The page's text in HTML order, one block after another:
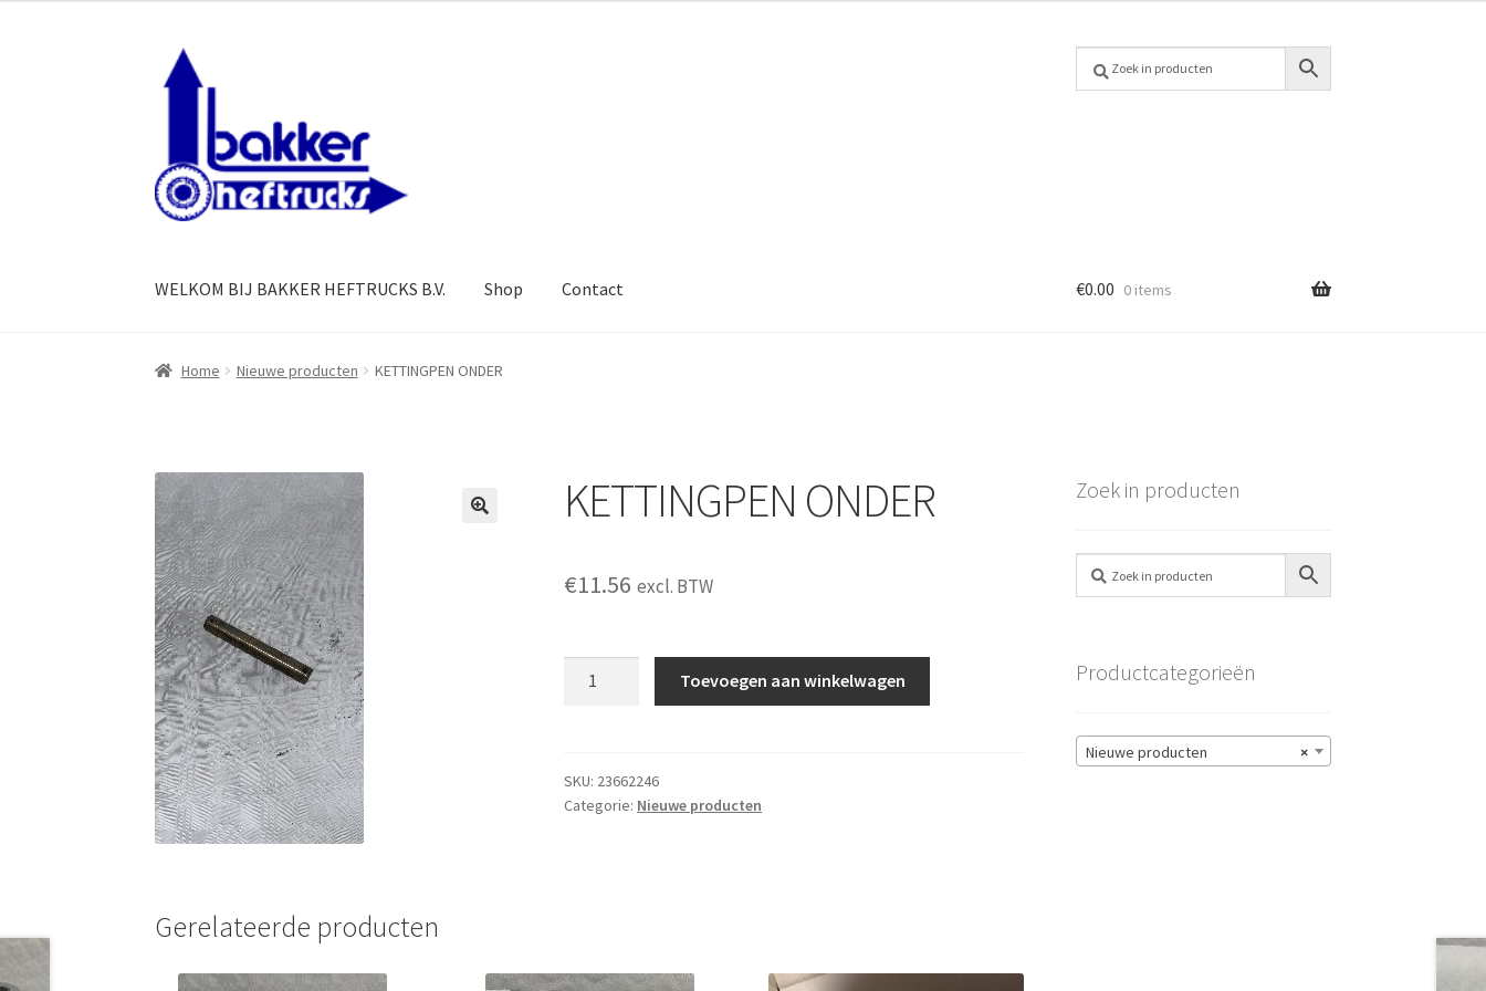
door
navigatie
naar
WELKOM BIJ BAKKER HEFTRUCKS B.V. Shop Contact €0.00 0 items
Home Nieuwe producten KETTINGPEN ONDER
KETTINGPEN ONDER
€11.56 excl. BTW
Toevoegen aan winkelwagen
SKU: 23662246
Categorie: Nieuwe producten
Gerelateerde producten
Zoek in producten
Productcategorieën
×
Nieuwe producten